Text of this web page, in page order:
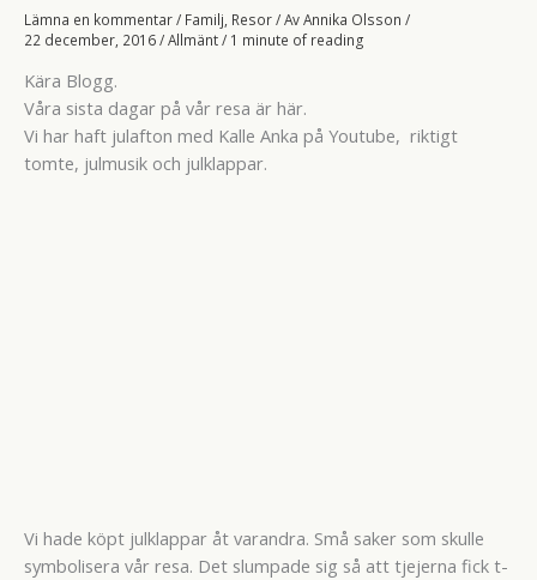
Lämna en kommentar/ Familj Resor/ AvAnnika Olsson /
22 december, 2016/Allmänt/ 1 minute of reading
Kära Blogg.
Våra sista dagar på vår resa är här.
Vi har haft julafton med Kalle Anka på Youtube, riktigt
tomte, julmusik och julklappar.
Vi hade köpt julklappar åt varandra. Små saker som skulle
symbolisera vår resa. Det slumpade sig så att tjejerna fick t-